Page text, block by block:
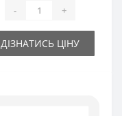
- +
ДІЗНАТИСЬ ЦІНУ